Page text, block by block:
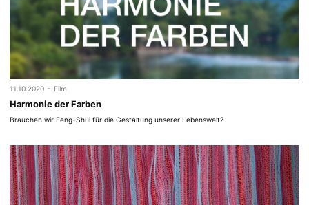
11.10.2020 - Film
Harmonie der Farben
Brauchen wir Feng-Shui für die Gestaltung unserer Lebenswelt?